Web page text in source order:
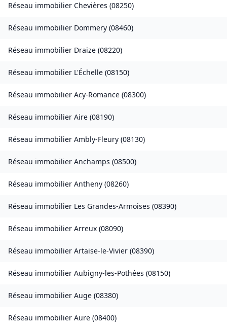
Réseau immobilier Chevières (08250)
Réseau immobilier Dommery (08460)
Réseau immobilier Draize (08220)
Réseau immobilier L'Échelle (08150)
Réseau immobilier Acy-Romance (08300)
Réseau immobilier Aire (08190)
Réseau immobilier Ambly-Fleury (08130)
Réseau immobilier Anchamps (08500)
Réseau immobilier Antheny (08260)
Réseau immobilier Les Grandes-Armoises (08390)
Réseau immobilier Arreux (08090)
Réseau immobilier Artaise-le-Vivier (08390)
Réseau immobilier Aubigny-les-Pothées (08150)
Réseau immobilier Auge (08380)
Réseau immobilier Aure (08400)